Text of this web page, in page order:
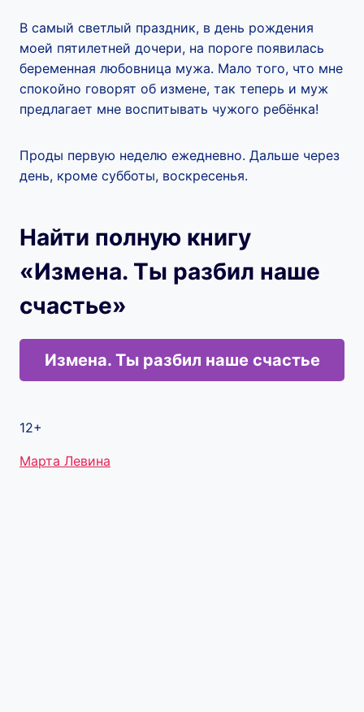
В самый светлый праздник, в день рождения
моей пятилетней дочери, на пороге появилась
беременная любовница мужа. Мало того, что мне
спокойно говорят об измене, так теперь и муж
предлагает мне воспитывать чужого ребёнка!
Проды первую неделю ежедневно. Дальше через
день, кроме субботы, воскресенья.
Найти полную книгу
«Измена. Ты разбил наше
счастье»
Измена. Ты разбил наше счастье
12+
Метки
Марта Левина